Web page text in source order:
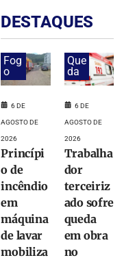
DESTAQUES
Fog
o
6 DE
AGOSTO DE
2026
Princípi
o de
incêndio
em
máquina
de lavar
mobiliza
Que
da
6 DE
AGOSTO DE
2026
Trabalha
dor
terceiriz
ado sofre
queda
em obra
no